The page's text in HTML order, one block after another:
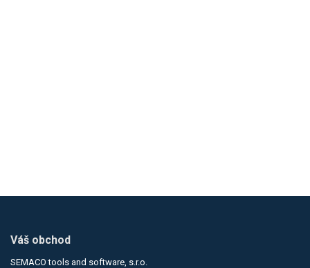
Váš obchod
SEMACO tools and software, s.r.o.